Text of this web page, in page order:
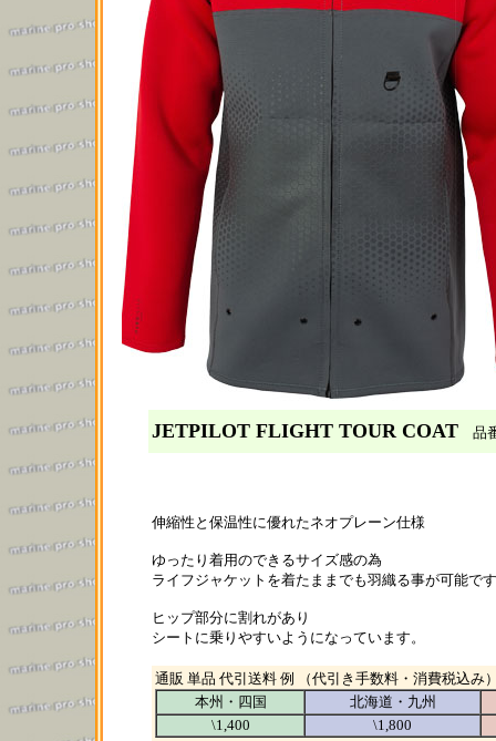
JETPILOT FLIGHT TOUR COAT 品
伸縮性と保温性に優れたネオプレーン仕様
ゆったり着用のできるサイズ感の為
ライフジャケットを着たままでも羽織る事が可能で
ヒップ部分に割れがあり
シートに乗りやすいようになっています。
通販 単品 代引送料 例 （代引き手数料・消費税込み
本州・四国
北海道・九州
\1,400
\1,800